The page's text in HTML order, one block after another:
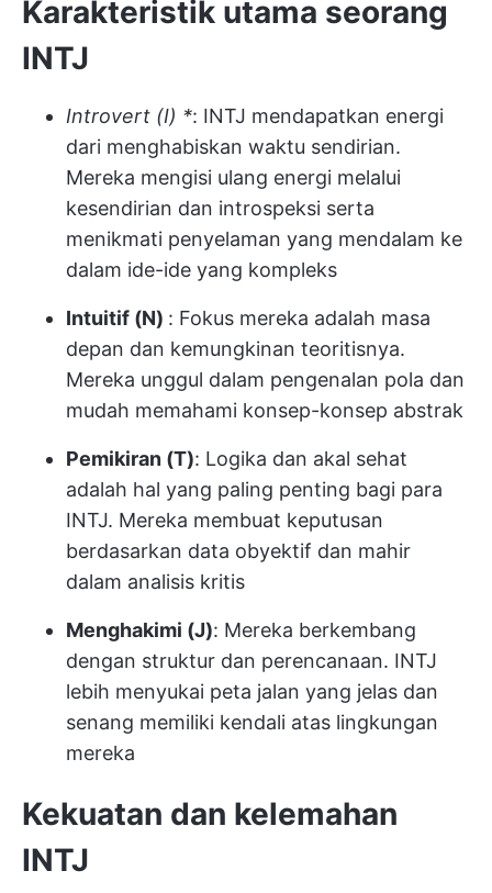
Karakteristik utama seorang
INTJ
Introvert (I) *: INTJ mendapatkan energi
dari menghabiskan waktu sendirian.
Mereka mengisi ulang energi melalui
kesendirian dan introspeksi serta
menikmati penyelaman yang mendalam ke
dalam ide-ide yang kompleks
Intuitif (N) : Fokus mereka adalah masa
depan dan kemungkinan teoritisnya.
Mereka unggul dalam pengenalan pola dan
mudah memahami konsep-konsep abstrak
Pemikiran (T): Logika dan akal sehat
adalah hal yang paling penting bagi para
INTJ. Mereka membuat keputusan
berdasarkan data obyektif dan mahir
dalam analisis kritis
Menghakimi (J): Mereka berkembang
dengan struktur dan perencanaan. INTJ
lebih menyukai peta jalan yang jelas dan
senang memiliki kendali atas lingkungan
mereka
Kekuatan dan kelemahan
INTJ